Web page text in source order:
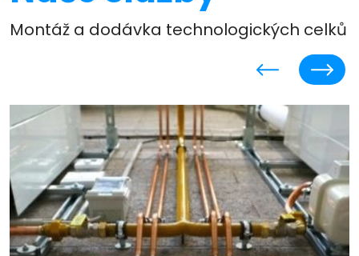
Montáž a dodávka technologických celků